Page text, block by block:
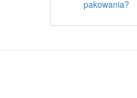
pakowania?